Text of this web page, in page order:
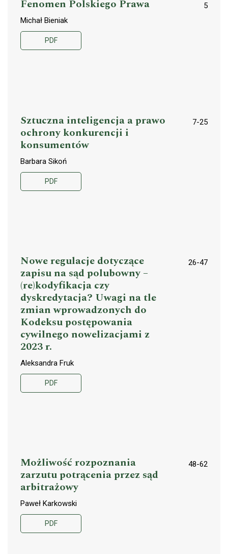
Fenomen Polskiego Prawa
5
Michał Bieniak
PDF
Sztuczna inteligencja a prawo
ochrony konkurencji i
konsumentów
7-25
Barbara Sikoń
PDF
Nowe regulacje dotyczące
zapisu na sąd polubowny –
(re)kodyfikacja czy
dyskredytacja? Uwagi na tle
zmian wprowadzonych do
Kodeksu postępowania
cywilnego nowelizacjami z
2023 r.
26-47
Aleksandra Fruk
PDF
Możliwość rozpoznania
zarzutu potrącenia przez sąd
arbitrażowy
48-62
Paweł Karkowski
PDF